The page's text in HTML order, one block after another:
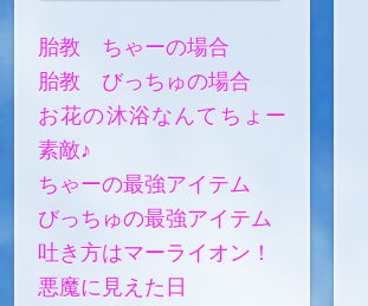
胎教 ちゃーの場合
胎教 びっちゅの場合
お花の沐浴なんてちょー
素敵♪
ちゃーの最強アイテム
びっちゅの最強アイテム
吐き方はマーライオン！
悪魔に見えた日